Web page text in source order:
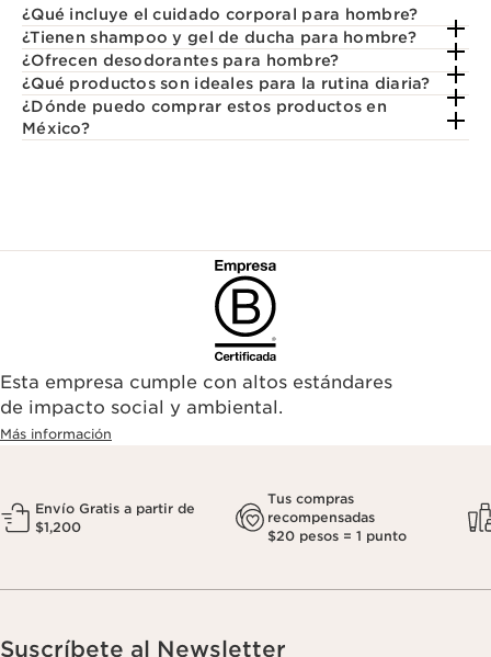
¿Qué incluye el cuidado corporal para hombre?
¿Tienen shampoo y gel de ducha para hombre?
¿Ofrecen desodorantes para hombre?
¿Qué productos son ideales para la rutina diaria?
¿Dónde puedo comprar estos productos en
México?
Esta empresa cumple con altos estándares
de impacto social y ambiental.
Más información
Envío Gratis a partir de
$1,200
Tus compras
recompensadas
$20 pesos = 1 punto
Suscríbete al Newsletter